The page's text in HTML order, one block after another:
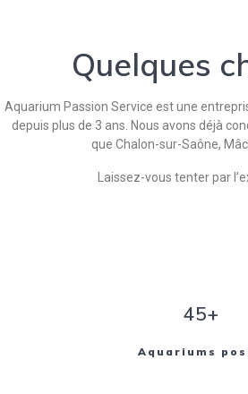
Quelques
Aquarium Passion Service est une
depuis plus de 3 ans. Nous avons déjà
que Chalon-sur-Saône,
Laissez-vous tenter par
45+
Aquariums